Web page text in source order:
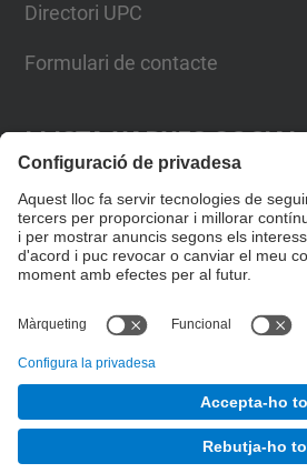
Directori UPC
Formulari de contacte
Llista Xarxes
Desenvolupat amb
Mapa del lloc